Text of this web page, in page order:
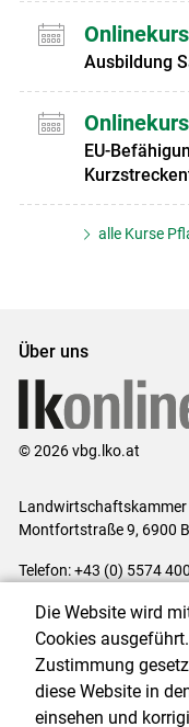
Onlinekurs
Ausbildung
Onlinekurs
EU-
alle Kurse
Über uns
© 2026 vbg.lko.at
Landwirtschaftskammer
Montfortstraße 9, 6900
Telefon: +43 (0) 5574
Impressum|Kontakt|
Cookie-Einstellungen
Die Website wird
Cookies
Zustimmung
diese Website in
einsehen und